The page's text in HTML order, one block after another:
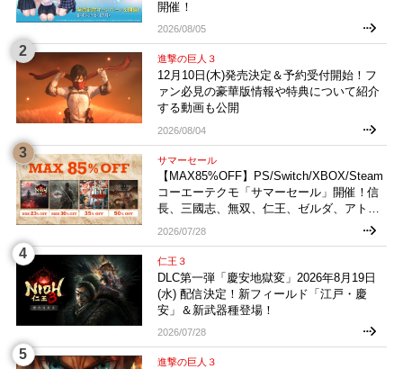
開催！
2026/08/05
進撃の巨人３
12月10日(木)発売決定＆予約受付開始！フ
ァン必見の豪華版情報や特典について紹介
する動画も公開
2026/08/04
サマーセール
【MAX85%OFF】PS/Switch/XBOX/Steam
コーエーテクモ「サマーセール」開催！信
長、三國志、無双、仁王、ゼルダ、アトリ
エなどお買い得多数！
2026/07/28
仁王３
DLC第一弾「慶安地獄変」2026年8月19日
(水) 配信決定！新フィールド「江戸・慶
安」＆新武器種登場！
2026/07/28
進撃の巨人３